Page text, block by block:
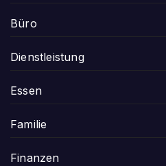
Büro
Dienstleistung
Essen
Familie
Finanzen